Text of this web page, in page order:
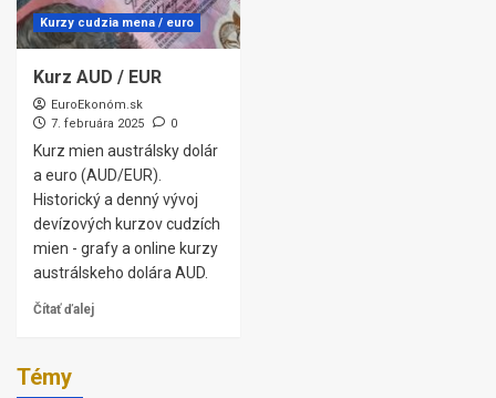
Kurzy cudzia mena / euro
Kurz AUD / EUR
EuroEkonóm.sk
7. februára 2025
0
Kurz mien austrálsky dolár
a euro (AUD/EUR).
Historický a denný vývoj
devízových kurzov cudzích
mien - grafy a online kurzy
austrálskeho dolára AUD.
Čítať ďalej
Témy